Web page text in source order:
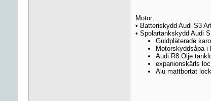
Motor…
• Batteriskydd Audi S3
• Spolartankskydd Audi
Guldpläterade
Motorskyddsåpa i
Audi R8 Olje
expanionskärls
Alu mattbortat